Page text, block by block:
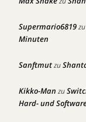
Supermario6819zu
Minuten
Sanftmutzu
Kikko-Man zu
Hard- und